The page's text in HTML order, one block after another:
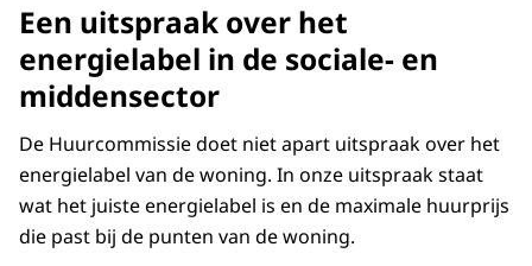
Een uitspraak over het
energielabel in de sociale- en
middensector
De Huurcommissie doet niet apart uitspraak over het
energielabel van de woning. In onze uitspraak staat
wat het juiste energielabel is en de maximale huurprijs
die past bij de punten van de woning.